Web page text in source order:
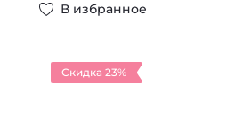
В избранное
Скидка 23%